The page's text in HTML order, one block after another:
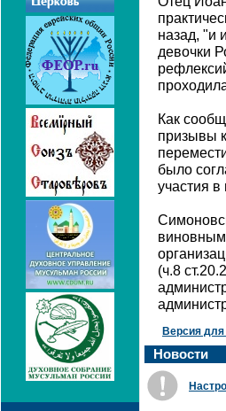
назад, "и
девочки
Как
призывы
было
участия в
виновным
(ч.8
Версия для
Новости